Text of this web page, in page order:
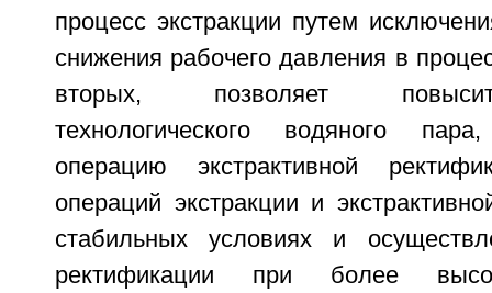
процесс экстракции путем
снижения рабочего давления в
вторых, позволяет
технологического водяного
операцию экстрактивной
операций экстракции и
стабильных условиях и
ректификации при более